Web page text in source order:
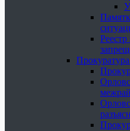
Прокуратура